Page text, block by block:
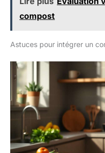
compost
Astuces pour intégrer un